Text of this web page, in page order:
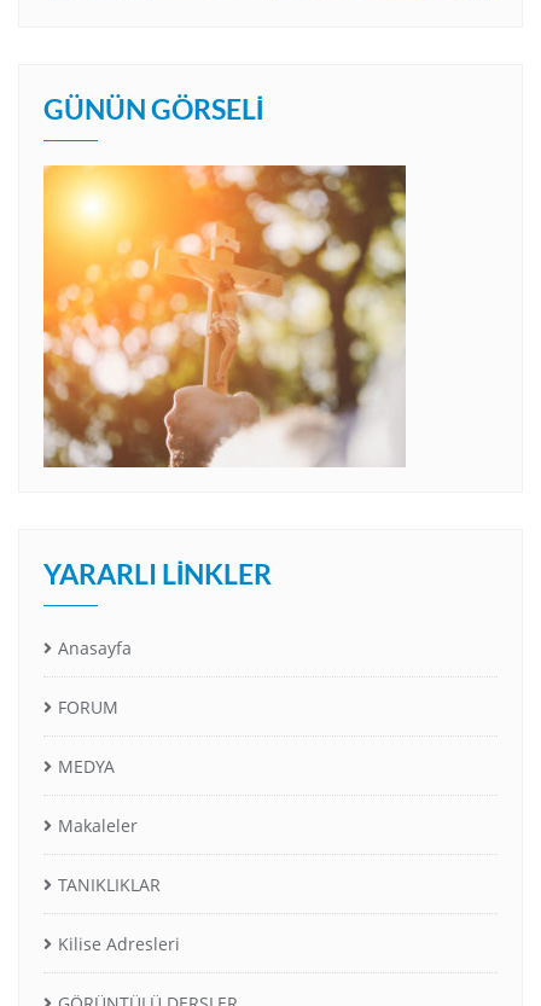
GÜNÜN GÖRSELI
YARARLI LINKLER
Anasayfa
FORUM
MEDYA
Makaleler
TANIKLIKLAR
Kilise Adresleri